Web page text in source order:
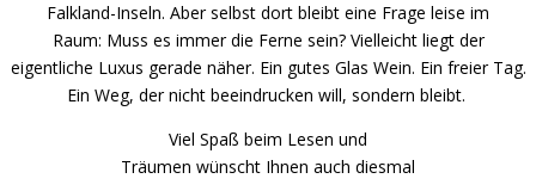
Falkland-Inseln. Aber selbst dort bleibt eine Frage leise im
Raum: Muss es immer die Ferne sein? Vielleicht liegt der
eigentliche Luxus gerade näher. Ein gutes Glas Wein. Ein freier Tag.
Ein Weg, der nicht beeindrucken will, sondern bleibt.
Viel Spaß beim Lesen und
Träumen wünscht Ihnen auch diesmal